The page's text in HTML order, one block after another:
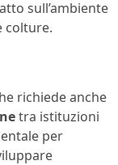
sull’ambiente
colture.
richiede anche
tra istituzioni
per